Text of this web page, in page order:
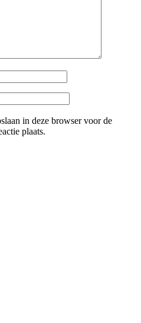
in deze browser voor de
plaats.